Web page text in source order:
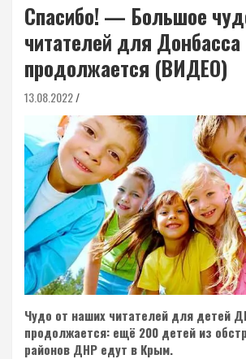
Спасибо! — Большое
читателей для Донбасса
продолжается (ВИДЕО)
13.08.2022
Чудо от наших читателей для детей
продолжается: ещё 200 детей из
районов ДНР едут в Крым.